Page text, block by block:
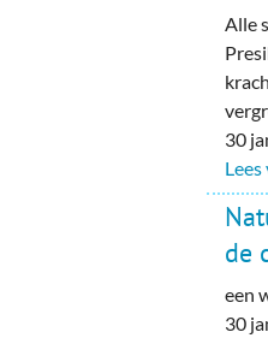
Alle
30
de
een
30